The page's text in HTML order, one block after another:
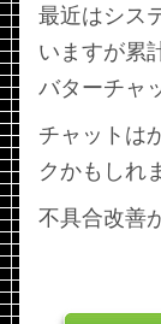
最近はシス
いますが累
バターチャ
チャットは
クかもしれ
不具合改善